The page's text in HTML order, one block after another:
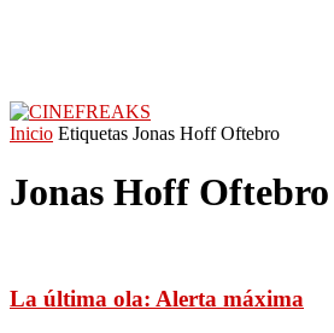
Inicio Etiquetas Jonas Hoff Oftebro
Jonas Hoff Oftebro
La última ola: Alerta máxima